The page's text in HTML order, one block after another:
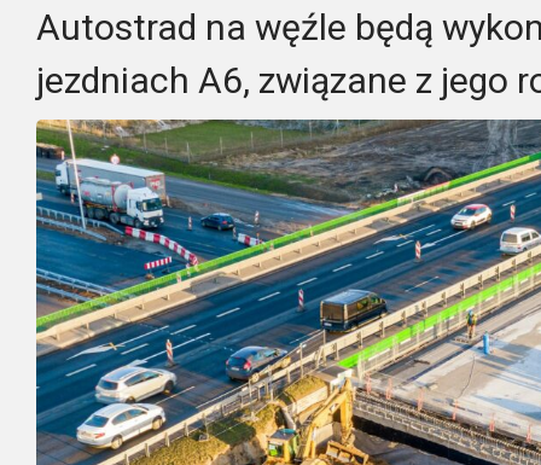
Autostrad na węźle będą
jezdniach A6, związane z jego